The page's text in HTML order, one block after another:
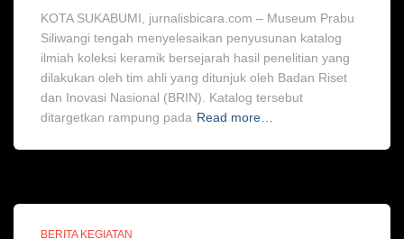
KOTA SUKABUMI, jurnalisbicara.com – Museum Prabu
Siliwangi tengah menyelesaikan penyusunan katalog
ilmiah koleksi keramik bersejarah hasil penelitian yang
dilakukan oleh tim ahli yang ditunjuk oleh Badan Riset
dan Inovasi Nasional (BRIN). Katalog tersebut
ditargetkan rampung pada Read more…
BERITA KEGIATAN